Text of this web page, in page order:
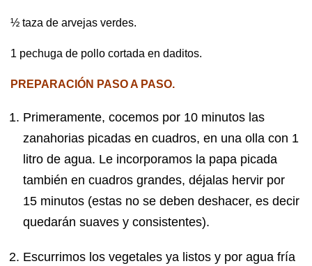
½ taza de arvejas verdes.
1 pechuga de pollo cortada en daditos.
PREPARACIÓN PASO A PASO.
Primeramente, cocemos por 10 minutos las
zanahorias picadas en cuadros, en una olla con 1
litro de agua. Le incorporamos la papa picada
también en cuadros grandes, déjalas hervir por
15 minutos (estas no se deben deshacer, es decir
quedarán suaves y consistentes).
Escurrimos los vegetales ya listos y por agua fría